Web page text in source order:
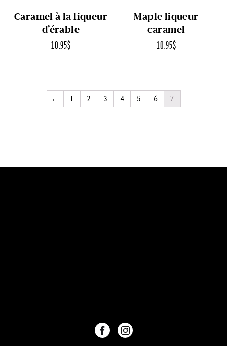
Caramel à la liqueur
d’érable
10.95$
Maple liqueur
caramel
10.95$
← 1 2 3 4 5 6 7